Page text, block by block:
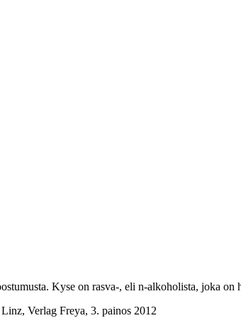
Kyse on rasva-, eli n-alkoholista, joka on
Verlag Freya, 3. painos 2012